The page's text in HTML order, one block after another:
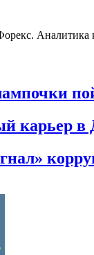
карьер в